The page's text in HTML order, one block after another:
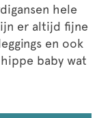
hele
er altijd fijne
en ook
baby wat